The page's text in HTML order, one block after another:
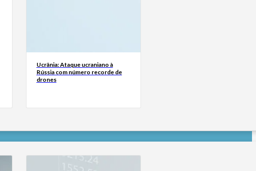
Ucrânia: Ataque ucraniano à
Rússia com número recorde de
drones